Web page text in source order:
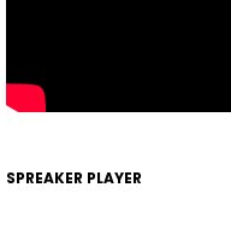
SPREAKER PLAYER